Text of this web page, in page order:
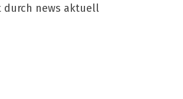
durch news aktuell